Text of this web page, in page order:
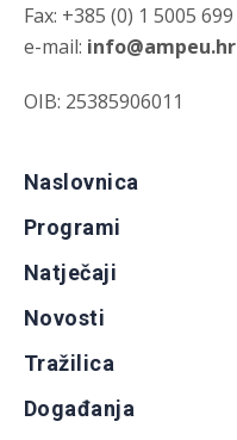
Fax: +385 (0) 1 5005 699
e-mail: info@ampeu.hr
OIB: 25385906011
Naslovnica
Programi
Natječaji
Novosti
Tražilica
Događanja